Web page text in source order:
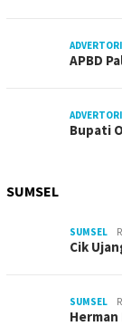
APBD
Bupati
SUMSEL
SUMSEL
Cik
SUMSEL